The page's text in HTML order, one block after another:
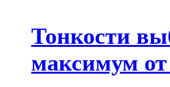
Тонкости
максимум